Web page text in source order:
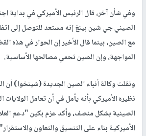
وفي شأن آخر، قال الرئيس الأميركي في بداية
الصيني جي شين بينغ إنه مستعد للتوصل إلى
مع الصين، بينما قال الأخير إن الحوار في هذه
المواجهة، وإن الصين تحمي مصالحها الأساسية.
ونقلت وكالة أنباء الصين الجديدة (شينخوا) أن
نظيره الأميركي بأنه يأمل في أن تعامل الولايات
الصينية بشكل منصف، وأكد عزم بكين "دعم
الأميركية بناء على التنسيق والتعاون